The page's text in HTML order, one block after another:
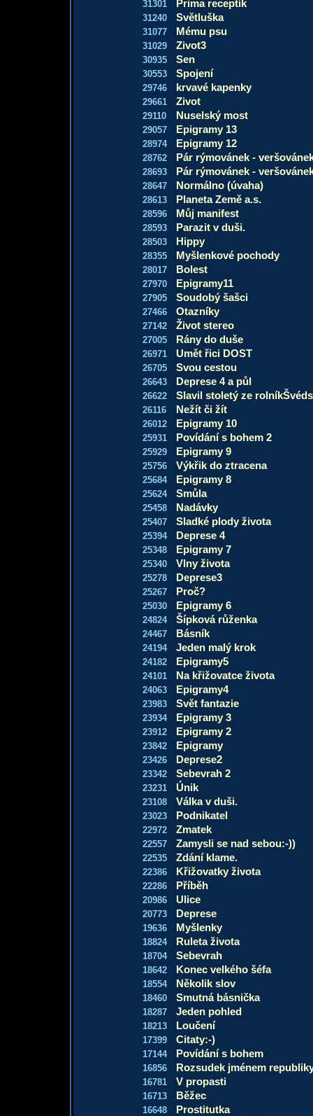
31301 Prima receptík
31240 Světluška
31077 Mému psu
31029 Zivot3
30935 Sen
30553 Spojení
29746 krvavé kapenky
29661 Zivot
29110 Nuselský most
29057 Epigramy 13
28974 Epigramy 12
28762 Pár rýmovánek -
28693 Pár rýmovánek -
28647 Normálno (úvaha)
28613 Planeta Země a.s.
28596 Můj manifest
28593 Parazit v duši.
28503 Hippy
28355 Myšlenkové pochody
28017 Bolest
27970 Epigramy11
27905 Soudobý šašci
27466 Otazníky
27142 Život stereo
27005 Rány do duše
26971 Umět řici DOST
26705 Svou cestou
26643 Deprese 4 a půl
26622 Slavil stoletý ze
26116 Nežít či žít
26012 Epigramy 10
25931 Povídání s bohem 2
25929 Epigramy 9
25756 Výkřik do ztracena
25684 Epigramy 8
25624 Smůla
25458 Nadávky
25407 Sladké plody života
25394 Deprese 4
25348 Epigramy 7
25340 Vlny života
25278 Deprese3
25267 Proč?
25030 Epigramy 6
24824 Šípková růženka
24467 Básník
24194 Jeden malý krok
24182 Epigramy5
24101 Na křižovatce života
24063 Epigramy4
23983 Svět fantazie
23934 Epigramy 3
23912 Epigramy 2
23842 Epigramy
23426 Deprese2
23342 Sebevrah 2
23231 Únik
23108 Válka v duši.
23023 Podnikatel
22972 Zmatek
22557 Zamysli se nad sebou:-))
22535 Zdání klame.
22386 Křižovatky života
22286 Příběh
20986 Ulice
20773 Deprese
19636 Myšlenky
18824 Ruleta života
18704 Sebevrah
18642 Konec velkého šéfa
18554 Několik slov
18460 Smutná básnička
18287 Jeden pohled
18213 Loučení
17399 Citaty:-)
17144 Povídání s bohem
16856 Rozsudek jménem
16781 V propasti
16713 Běžec
16648 Prostitutka